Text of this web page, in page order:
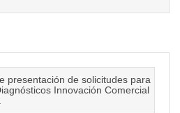
presentación de solicitudes para
Innovación Comercial